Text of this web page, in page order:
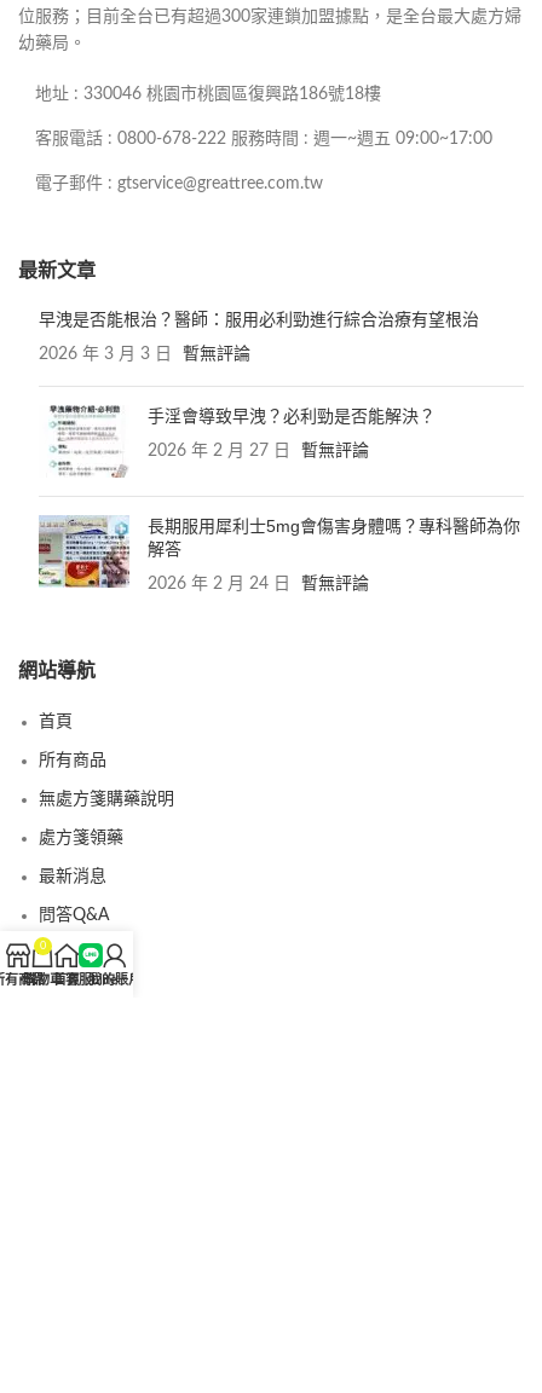
位服務；目前全台已有超過300家連鎖加盟據點，是全台最大處方婦
幼藥局。
地址 : 330046 桃園市桃園區復興路186號18樓
客服電話 : 0800-678-222 服務時間 : 週一~週五 09:00~17:00
電子郵件 : gtservice@greattree.com.tw
最新文章
早洩是否能根治？醫師：服用必利勁進行綜合治療有望根治
2026 年 3 月 3 日 暫無評論
手淫會導致早洩？必利勁是否能解決？
2026 年 2 月 27 日 暫無評論
長期服用犀利士5mg會傷害身體嗎？專科醫師為你
解答
2026 年 2 月 24 日 暫無評論
網站導航
首頁
所有商品
無處方箋購藥說明
處方箋領藥
最新消息
問答Q&A
認識我們
有商品
0
購物車首頁客服Line
我的賬戶